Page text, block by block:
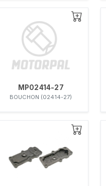
MP02414-27
BOUCHON (02414-27)